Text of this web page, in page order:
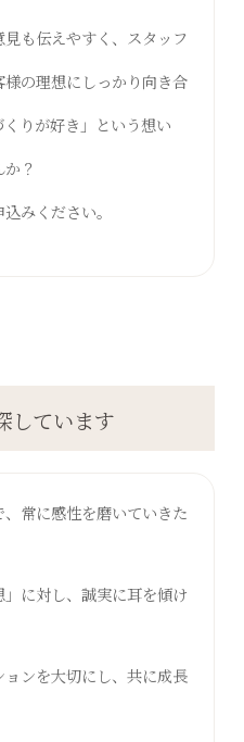
も伝えやすく、スタッフ
の理想にしっかり向き合
りが好き」という想い
？
みください。
しています
、常に感性を磨いていきた
」に対し、誠実に耳を傾け
ョンを大切にし、共に成長